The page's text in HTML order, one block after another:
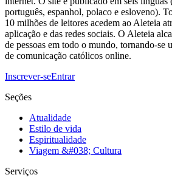
português, espanhol, polaco e esloveno).
10 milhões de leitores acedem ao Aleteia
aplicação e das redes sociais. O Aleteia
de pessoas em todo o mundo, tornando-se
de comunicação católicos online.
Inscrever-seEntrar
Seções
Atualidade
Estilo de vida
Espiritualidade
Viagem &#038; Cultura
Serviços